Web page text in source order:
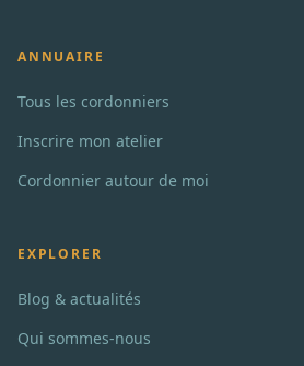
ANNUAIRE
Tous les cordonniers
Inscrire mon atelier
Cordonnier autour de moi
EXPLORER
Blog & actualités
Qui sommes-nous